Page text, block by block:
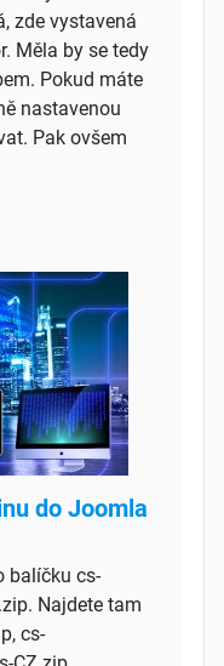
zde vystavená
Měla by se tedy
Pokud máte
nastavenou
Pak ovšem
do Joomla
balíčku cs-
Najdete tam
cs-